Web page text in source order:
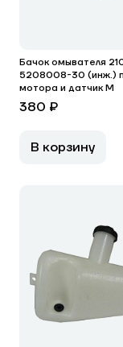
Бачок омывателя
5208008-30 (инж.)
мотора и датчик М
380 ₽
В корзину